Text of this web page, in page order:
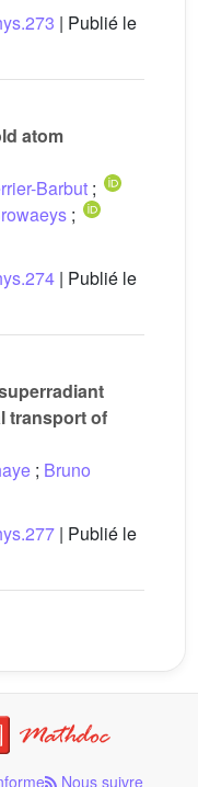
| Publié le
atom
Barbut ;
;
| Publié le
transport of
; Bruno
| Publié le
Nous suivre